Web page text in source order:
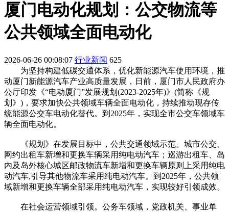
厦门电动化规划：公交物流等
公共领域全面电动化
2026-06-26 00:08:07 行业新闻 625
为坚持构建低碳交通体系，优化新能源汽车使用环境，推
动厦门新能源汽车产业高质量发展，日前，厦门市人民政府办
公厅印发《“电动厦门”发展规划(2023-2025年)》(简称《规
划》)，要求加快公共领域车辆全面电动化，持续推动现存传
统能源公交车电动化替代。到2025年，实现全市公交车领域车
辆全面电动化。
《规划》在发展目标中，公共交通领域示范。城市公交、
网约出租车新增和更换车辆采用纯电动汽车；巡游出租车、岛
内及岛外核心城区邮政物流车新增和更换车辆原则上采用纯电
动汽车,引导其他物流车采用纯电动汽车。到2025年，公共领
域新增和更换车辆全部采用纯电动汽车，实现较好引领成效。
在社会运营领域引领。公务车领域，党政机关、事业单